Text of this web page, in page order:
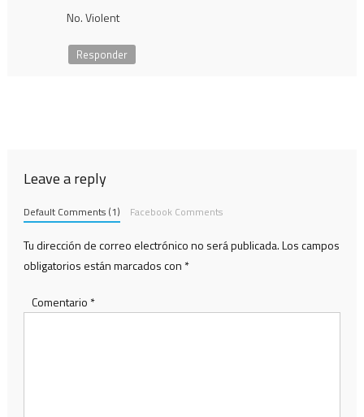
No. Violent
Responder
Leave a reply
Default Comments (1) Facebook Comments
Tu dirección de correo electrónico no será publicada.Los campos
obligatorios están marcados con *
Comentario *